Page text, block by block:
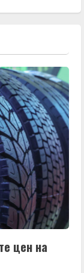
цен на